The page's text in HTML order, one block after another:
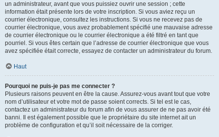
un administrateur, avant que vous puissiez ouvrir une session ; cette
information était présente lors de votre inscription. Si vous aviez reçu un
courrier électronique, consultez les instructions. Si vous ne recevez pas de
courrier électronique, vous avez probablement spécifié une mauvaise adresse
de courrier électronique ou le courrier électronique a été filtré en tant que
pourriel. Si vous êtes certain que l’adresse de courrier électronique que vous
avez spécifiée était correcte, essayez de contacter un administrateur du forum.
Haut
Pourquoi ne puis-je pas me connecter ?
Plusieurs raisons peuvent en être la cause. Assurez-vous avant tout que votre
nom d’utilisateur et votre mot de passe soient corrects. Si tel est le cas,
contactez un administrateur du forum afin de vous assurer de ne pas avoir été
banni. Il est également possible que le propriétaire du site internet ait un
problème de configuration et qu’il soit nécessaire de la corriger.